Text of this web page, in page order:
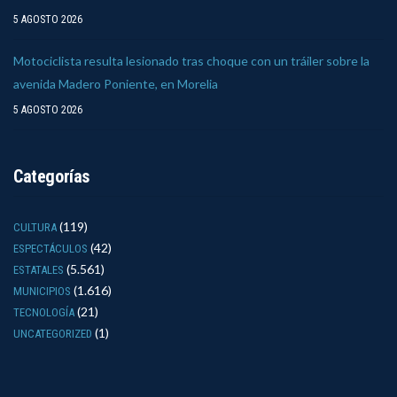
5 AGOSTO 2026
Motociclista resulta lesionado tras choque con un tráiler sobre la
avenida Madero Poniente, en Morelia
5 AGOSTO 2026
Categorías
CULTURA (119)
ESPECTÁCULOS (42)
ESTATALES (5.561)
MUNICIPIOS (1.616)
TECNOLOGÍA (21)
UNCATEGORIZED (1)